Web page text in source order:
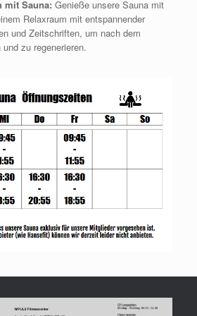
mit Sauna: Genieße unsere Sauna mit
Relaxraum mit entspannender
und Zeitschriften, um nach dem
zu regenerieren.